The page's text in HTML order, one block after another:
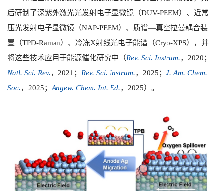
后研制了深紫外激光光发射电子显微镜（DUV-PEEM）、近常
压光发射电子显微镜（NAP-PEEM）、质谱—真空拉曼耦合装
置（TPD-Raman）、冷冻X射线光电子能谱（Cryo-XPS），并
将这些技术应用于能源催化研究中（Rev. Sci. Instrum.， 2020；
Natl. Sci. Rev.， 2021 ； Rev. Sci. Instrum.， 2025； J. Am. Chem.
Soc.， 2025； Angew. Chem. Int. Ed.， 2025）。